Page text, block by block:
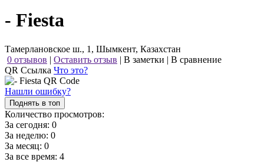
- Fiesta
Тамерлановское ш., 1, Шымкент, Казахстан
0 отзывов | Оставить отзыв | В заметки | В сравнение
QR Ссылка Что это?
Нашли ошибку?
Поднять в топ
Количество просмотров:
За сегодня: 0
За неделю: 0
За месяц: 0
За все время: 4